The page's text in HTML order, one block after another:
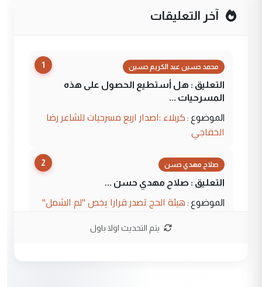
آخر التعليقات
1 محمد حسين عبد الكريم حسين
التعليق : هل أستطيع الحصول على هذه
المسرحيات ...
الموضوع : كربلاء :اصدار اربع مسرحيات للشاعر رضا
الخفاجي
2 صلاح مهدي حسن
التعليق : صلاح مهدي حسن ...
الموضوع : هيئة الحج تصدر قرارا يخص "لم الشمل"
يتم التحديث اولا باول